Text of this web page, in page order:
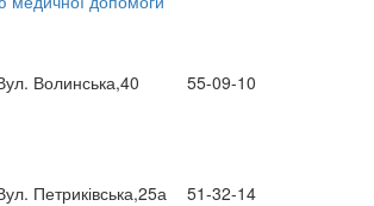
Волинська,40 55-09-10
Петриківська,25а 51-32-14